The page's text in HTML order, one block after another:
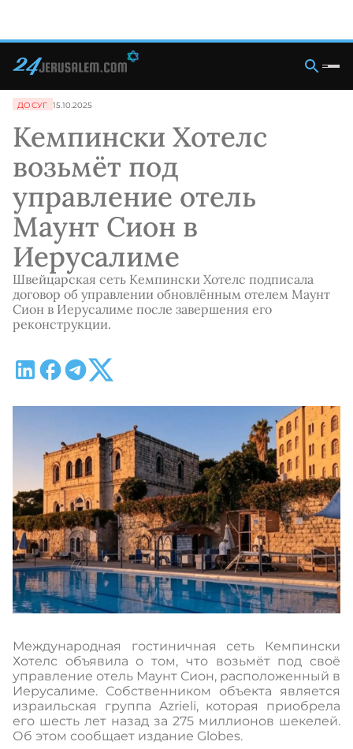
ДОСУГ 15.10.2025
Кемпински Хотелс
возьмёт под
управление отель
Маунт Сион в
Иерусалиме
Швейцарская сеть Кемпински Хотелс подписала
договор об управлении обновлённым отелем Маунт
Сион в Иерусалиме после завершения его
реконструкции.
Международная гостиничная сеть Кемпински
Хотелс объявила о том, что возьмёт под своё
управление отель Маунт Сион, расположенный в
Иерусалиме. Собственником объекта является
израильская группа Azrieli, которая приобрела
его шесть лет назад за 275 миллионов шекелей.
Об этом сообщает издание Globes.